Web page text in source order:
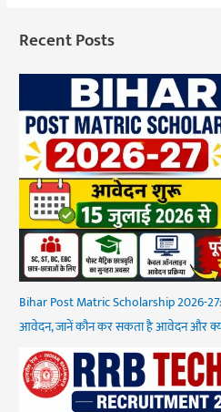
Recent Posts
Bihar Post Matric Scholarship 2026-
आवेदन, जानें कौन कर सकता है आवेदन और